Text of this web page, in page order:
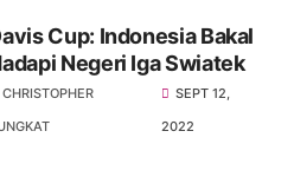
Cup: Indonesia Bakal
Negeri Iga Swiatek
CHRISTOPHER
SEPT 12,
2022